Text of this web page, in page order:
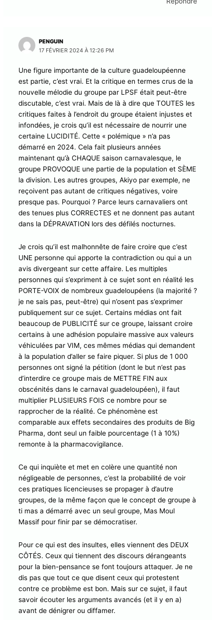
PENGUIN
17 FÉVRIER 2024 À 12:26 PM
Une figure importante de la culture guadeloupéenne
est partie, c’est vrai. Et la critique en termes crus de la
nouvelle mélodie du groupe par LPSF était peut-être
discutable, c’est vrai. Mais de là à dire que TOUTES les
critiques faites à l’endroit du groupe étaient injustes et
infondées, je crois qu’il est nécessaire de nourrir une
certaine LUCIDITÉ. Cette « polémique » n’a pas
démarré en 2024. Cela fait plusieurs années
maintenant qu’à CHAQUE saison carnavalesque, le
groupe PROVOQUE une partie de la population et SÈME
la division. Les autres groupes, Akiyo par exemple, ne
reçoivent pas autant de critiques négatives, voire
presque pas. Pourquoi ? Parce leurs carnavaliers ont
des tenues plus CORRECTES et ne donnent pas autant
dans la DÉPRAVATION lors des défilés nocturnes.
Je crois qu’il est malhonnête de faire croire que c’est
UNE personne qui apporte la contradiction ou qui a un
avis divergeant sur cette affaire. Les multiples
personnes qui s’expriment à ce sujet sont en réalité les
PORTE-VOIX de nombreux guadeloupéens (la majorité ?
je ne sais pas, peut-être) qui n’osent pas s’exprimer
publiquement sur ce sujet. Certains médias ont fait
beaucoup de PUBLICITÉ sur ce groupe, laissant croire
certains à une adhésion populaire massive aux valeurs
véhiculées par VIM, ces mêmes médias qui demandent
à la population d’aller se faire piquer. Si plus de 1 000
personnes ont signé la pétition (dont le but n’est pas
d’interdire ce groupe mais de METTRE FIN aux
obscénités dans le carnaval guadeloupéen), il faut
multiplier PLUSIEURS FOIS ce nombre pour se
rapprocher de la réalité. Ce phénomène est
comparable aux effets secondaires des produits de Big
Pharma, dont seul un faible pourcentage (1 à 10%)
remonte à la pharmacovigilance.
Ce qui inquiète et met en colère une quantité non
négligeable de personnes, c’est la probabilité de voir
ces pratiques licencieuses se propager à d’autre
groupes, de la même façon que le concept de groupe à
ti mas a démarré avec un seul groupe, Mas Moul
Massif pour finir par se démocratiser.
Pour ce qui est des insultes, elles viennent des DEUX
CÔTÉS. Ceux qui tiennent des discours dérangeants
pour la bien-pensance se font toujours attaquer. Je ne
dis pas que tout ce que disent ceux qui protestent
contre ce problème est bon. Mais sur ce sujet, il faut
savoir écouter les arguments avancés (et il y en a)
avant de dénigrer ou diffamer.
manquer !
E-mail*
J'acceptel'accord de confidentialité